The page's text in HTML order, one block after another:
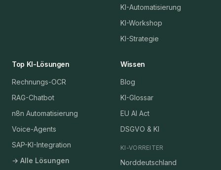
KI-Automatisierung
KI-Workshop
KI-Strategie
Top KI-Lösungen
Rechnungs-OCR
RAG-Chatbot
n8n Automatisierung
Voice-Agents
SAP-KI-Integration
→ Alle Lösungen
Wissen
Blog
KI-Glossar
EU AI Act
DSGVO & KI
KI-VORREITER
Norddeutschland